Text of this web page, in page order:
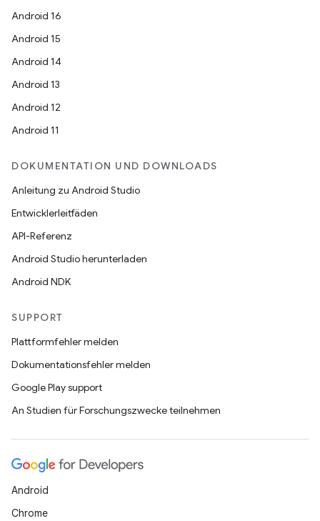
Android 16
Android 15
Android 14
Android 13
Android 12
Android 11
DOKUMENTATION UND DOWNLOADS
Anleitung zu Android Studio
Entwicklerleitfäden
API-Referenz
Android Studio herunterladen
Android NDK
SUPPORT
Plattformfehler melden
Dokumentationsfehler melden
Google Play support
An Studien für Forschungszwecke teilnehmen
Android
Chrome